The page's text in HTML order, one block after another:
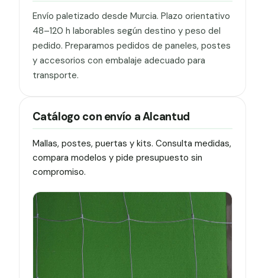
Envío paletizado desde Murcia. Plazo orientativo
48–120 h laborables según destino y peso del
pedido. Preparamos pedidos de paneles, postes
y accesorios con embalaje adecuado para
transporte.
Catálogo con envío a Alcantud
Mallas, postes, puertas y kits. Consulta medidas,
compara modelos y pide presupuesto sin
compromiso.